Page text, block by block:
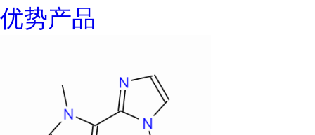
优势产品